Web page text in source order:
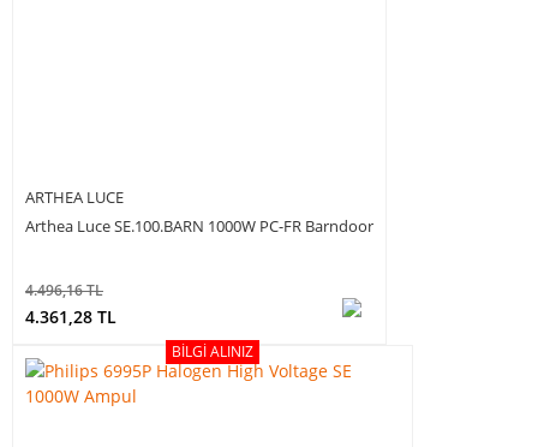
ARTHEA LUCE
Arthea Luce SE.100.BARN 1000W PC-FR Barndoor
4.496,16 TL
4.361,28 TL
BILGI ALINIZ